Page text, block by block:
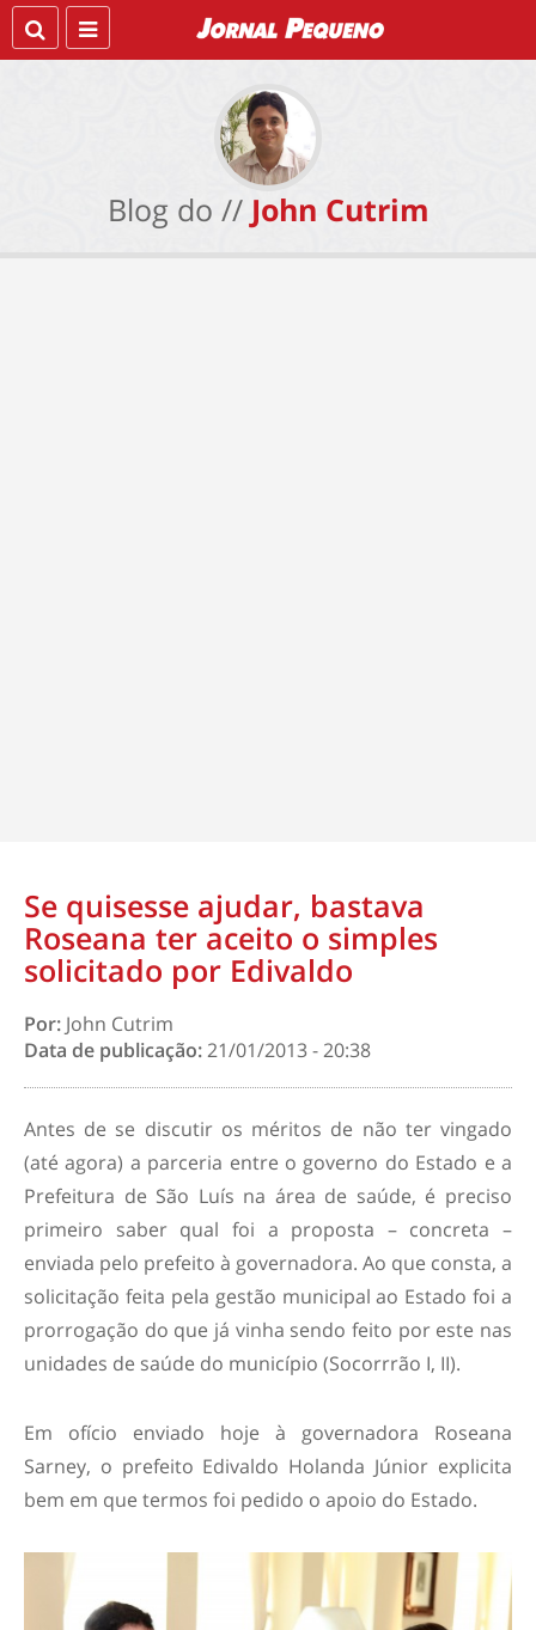
Blog do // John Cutrim
Se quisesse ajudar, bastava
Roseana ter aceito o simples
solicitado por Edivaldo
Por: John Cutrim
Data de publicação:21/01/2013 - 20:38
Antes de se discutir os méritos de não ter vingado
(até agora) a parceria entre o governo do Estado e a
Prefeitura de São Luís na área de saúde, é preciso
primeiro saber qual foi a proposta – concreta –
enviada pelo prefeito à governadora. Ao que consta, a
solicitação feita pela gestão municipal ao Estado foi a
prorrogação do que já vinha sendo feito por este nas
unidades de saúde do município (Socorrrão I, II).
Em ofício enviado hoje à governadora Roseana
Sarney, o prefeito Edivaldo Holanda Júnior explicita
bem em que termos foi pedido o apoio do Estado.